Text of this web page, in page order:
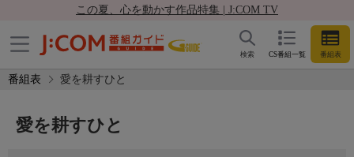
この夏、心を動かす作品特集 | J:COM TV
CS番組一覧 番組表
検索
番組表 愛を耕すひと
愛を耕すひと